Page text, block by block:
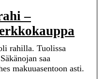
–
rahilla. Tuolissa
saa
makuuasentoon asti.